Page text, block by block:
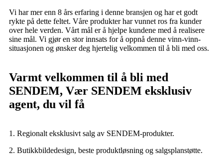
Vi har mer enn 8 års erfaring i denne bransjen og har et godt
rykte på dette feltet. Våre produkter har vunnet ros fra kunder
over hele verden. Vårt mål er å hjelpe kundene med å realisere
sine mål. Vi gjør en stor innsats for å oppnå denne vinn-vinn-
situasjonen og ønsker deg hjertelig velkommen til å bli med oss.
Varmt velkommen til å bli med
SENDEM, Vær SENDEM eksklusiv
agent, du vil få
1. Regionalt eksklusivt salg av SENDEM-produkter.
2. Butikkbildedesign, beste produktløsning og salgsplanstøtte.